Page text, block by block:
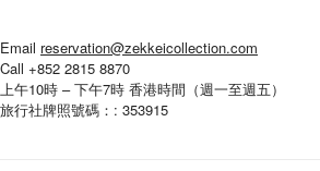
Email reservation@zekkeicollection.com
Call +852 2815 8870
上午10時 – 下午7時 香港時間（週一至週五）
旅行社牌照號碼：: 353915